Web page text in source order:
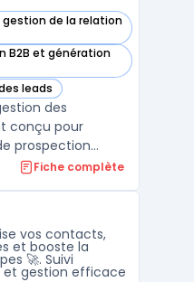
gestion de la relation
B2B et génération
leads
des
conçu pour
prospection
aux CRM
en évitant
aux s ...
Fiche complète
vos contacts,
et booste la
🚀. Suivi
gestion efficace